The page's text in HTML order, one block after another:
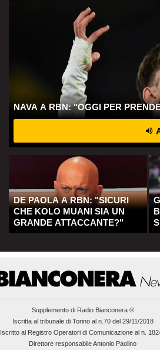
NAVA A RBN: "OGGI PER
DE PAOLA A RBN: "SICURI
CHE KOLO MUANI SIA UN
GRANDE ATTACCANTE?"
Supplemento di Radio Bianconera ®
Iscritta al tribunale di Torino al n.70 del 29/11/2018
Iscritto al Registro Operatori di Comunicazione al n.
Direttore responsabile Antonio Paolino